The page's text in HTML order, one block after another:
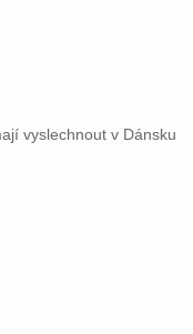
vyslechnout v Dánsku